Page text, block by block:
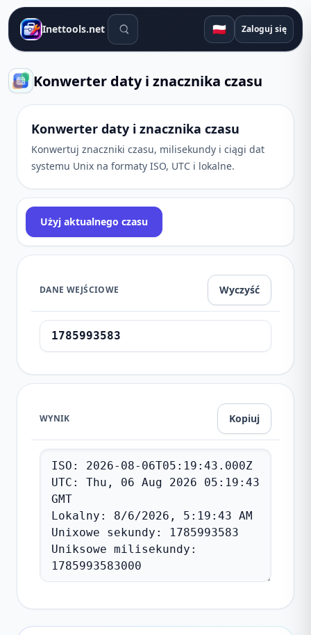
Inettools.net Narzędzia wyszukiwania
🇵🇱 Zaloguj się
Konwerter daty i znacznika czasu
Konwerter daty i znacznika czasu
Konwertuj znaczniki czasu, milisekundy i ciągi dat
systemu Unix na formaty ISO, UTC i lokalne.
Użyj aktualnego czasu
DANE WEJŚCIOWE Wyczyść
WYNIK Kopiuj